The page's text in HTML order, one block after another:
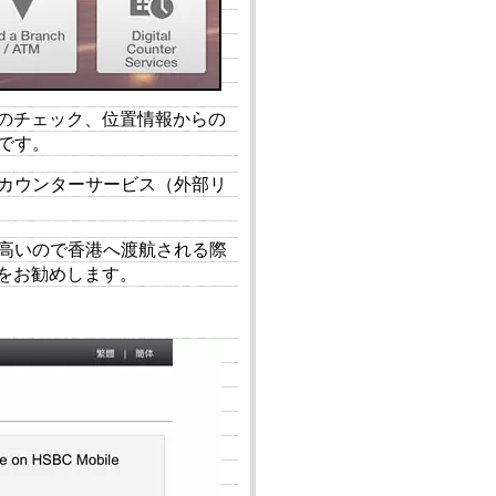
チェック、位置情報からの
す。
ウンターサービス（外部リ
いので香港へ渡航される際
お勧めします。